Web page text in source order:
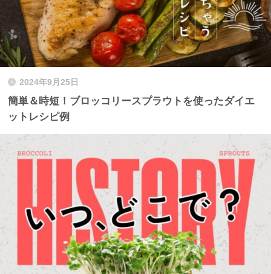
2024年9月25日
簡単＆時短！ブロッコリースプラウトを使ったダイエ
ットレシピ例